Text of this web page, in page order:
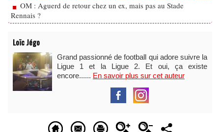
OM : Aguerd de retour chez un ex, mais pas au Stade
Rennais ?
Loïc Jégo
Grand passionné de football qui adore suivre la
Ligue 1 et la Ligue 2. Et oui, ça existe
encore...... En savoir plus sur cet auteur